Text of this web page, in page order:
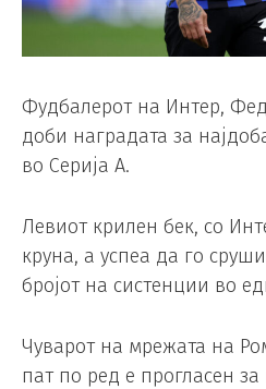
Фудбалерот на Интер,
доби наградата за
во Серија А.
Левиот крилен бек, со
круна, а успеа да го
бројот на систенции во
Чуварот на мрежата на
пат по ред е прогласен